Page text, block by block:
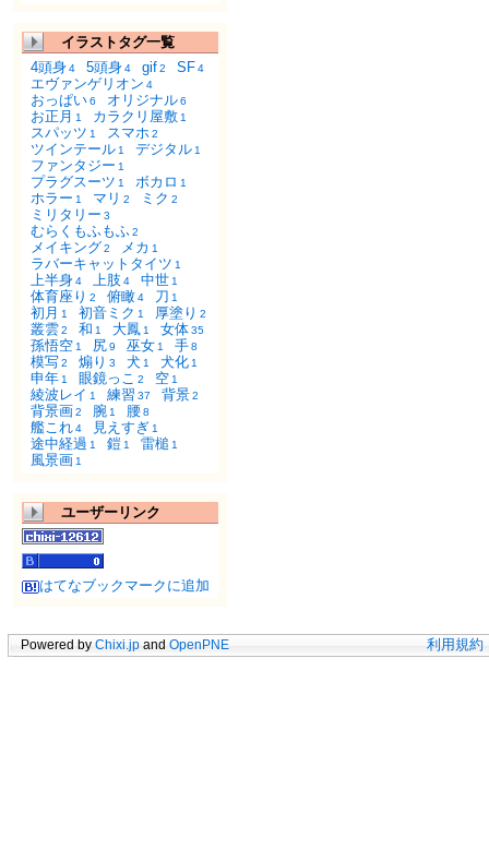
イラストタグ一覧
4頭身4 5頭身4 gif2 SF4
エヴァンゲリオン 4
おっぱい6 オリジナル6
お正月 1 カラクリ屋敷 1
スパッツ 1 スマホ 2
ツインテール 1 デジタル 1
ファンタジー 1
プラグスーツ 1 ボカロ 1
ホラー 1 マリ 2 ミク 2
ミリタリー 3
むらくもふもふ2
メイキング2 メカ 1
ラバーキャットタイツ 1
上半身4 上肢 4 中世 1
体育座り 2 俯瞰4 刀 1
初月 1 初音ミク 1 厚塗り 2
叢雲2 和 1 大鳳 1 女体35
孫悟空 1 尻9 巫女 1 手8
模写2 煽り 3 犬 1 犬化 1
申年 1 眼鏡っこ 2 空 1
綾波レイ 1 練習 37 背景2
背景画2 腕 1 腰8
艦これ4 見えすぎ 1
途中経過 1 鎧 1 雷槌 1
風景画 1
ユーザーリンク
はてなブックマークに追加
Powered by Chixi.jp and OpenPNE 利用規約